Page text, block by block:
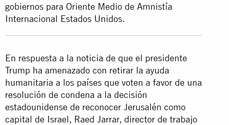
gobiernos para Oriente Medio de Amnistía
Internacional Estados Unidos.
En respuesta a la noticia de que el presidente
Trump ha amenazado con retirar la ayuda
humanitaria a los países que voten a favor de una
resolución de condena a la decisión
estadounidense de reconocer Jerusalén como
capital de Israel, Raed Jarrar, director de trabajo